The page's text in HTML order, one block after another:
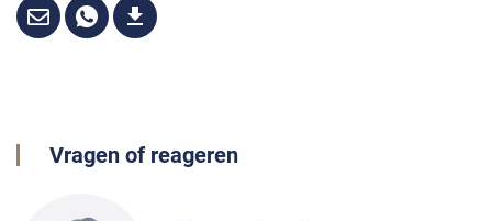
Vragen of reageren